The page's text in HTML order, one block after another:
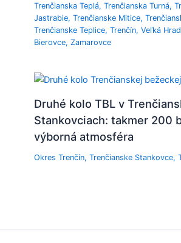
Trenčianska Teplá,Trenčianska Turná,
Jastrabie,Trenčianske Mitice,
Trenčianske Teplice,Trenčín,Veľká
Bierovce,Zamarovce
Druhé kolo TBL v
Stankovciach: takmer 200
výborná atmosféra
Okres Trenčín,Trenčianske Stankovce,